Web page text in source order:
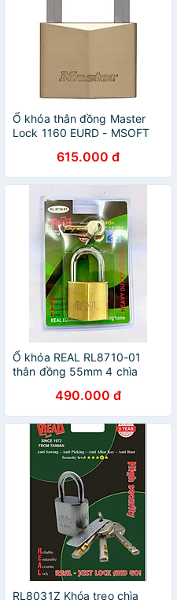
Ổ khóa thân đồng Master
Lock 1160 EURD - MSOFT
615.000 đ
Ổ khóa REAL RL8710-01
thân đồng 55mm 4 chìa
490.000 đ
RL8031Z Khóa treo chìa